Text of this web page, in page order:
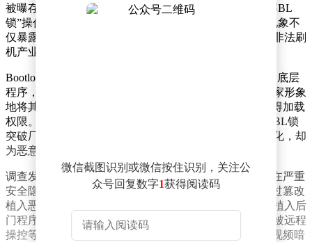
被曝存在安全漏洞，部分不法分子利用该漏洞实施“秒解BL
锁”操作，引发公众对移动设备安全的高度关注。这一现象不
仅暴露了手机底层安全防护机制的潜在风险，更揭示了非法刷
机产业链背后的多重安全隐患。
Bootloader（引导加载程序）作为手机启动时最先运行的底层
程序，承担着验证操作系统合法性的关键职责。业内专家形象
地将其比作"电子防盗门"，只有通过验证的系统才能获得加载
权限。然而，部分用户为追求刷机自由，试图通过解除BL锁
突破厂商设定的安全限制，这种行为虽能实现系统定制化，却
为恶意软件入侵打开了方便之门。
调查发现，当前网络平台流传的所谓"一键解锁工具"存在严重
安全隐患。这些打着"简化流程"旗号的软件包，实则经过篡改
植入恶意代码。当用户下载安装后，设备底层系统即被植入后
门程序，可能导致个人隐私泄露、支付账户被盗、设备被远程
操控等严重后果。更值得警惕的是，部分"手把手教学"视频暗
微信截图识别或微信按住识别，关注公
众号回复数字1获得阅读码